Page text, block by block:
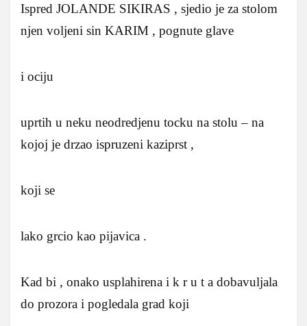
Ispred JOLANDE SIKIRAS , sjedio je za stolom
njen voljeni sin KARIM , pognute glave
i ociju
uprtih u neku neodredjenu tocku na stolu – na
kojoj je drzao ispruzeni kaziprst ,
koji se
lako grcio kao pijavica .
Kad bi , onako usplahirena i k r u t a dobavuljala
do prozora i pogledala grad koji